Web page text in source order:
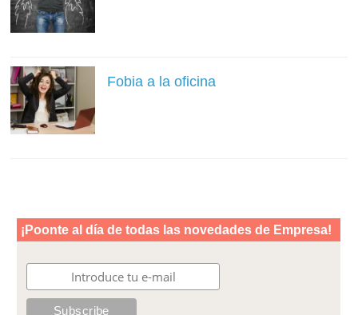
Fobia a la oficina